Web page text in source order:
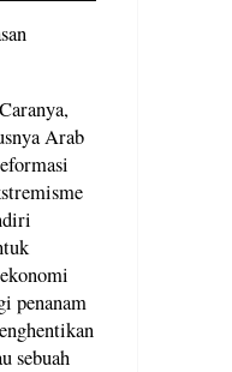
Arab
penanam
sebuah